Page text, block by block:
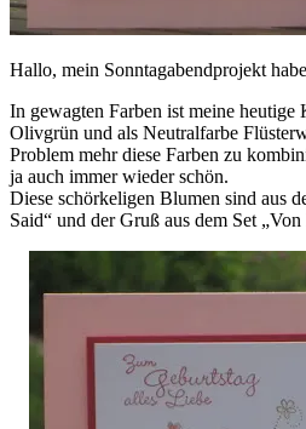
Hallo, mein Sonntagabendprojekt
In gewagten Farben ist meine heutige
Olivgrün und als Neutralfarbe
Problem mehr diese Farben zu
ja auch immer wieder schön.
Diese schörkeligen Blumen sind aus
Said“ und der Gruß aus dem Set „Von